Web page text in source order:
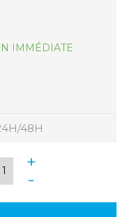
IMMÉDIATE
48H
+
-